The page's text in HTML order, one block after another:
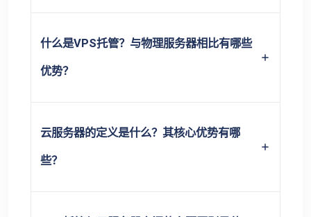
什么是VPS托管？与物理服务器相比有哪些
优势？
云服务器的定义是什么？其核心优势有哪
些？